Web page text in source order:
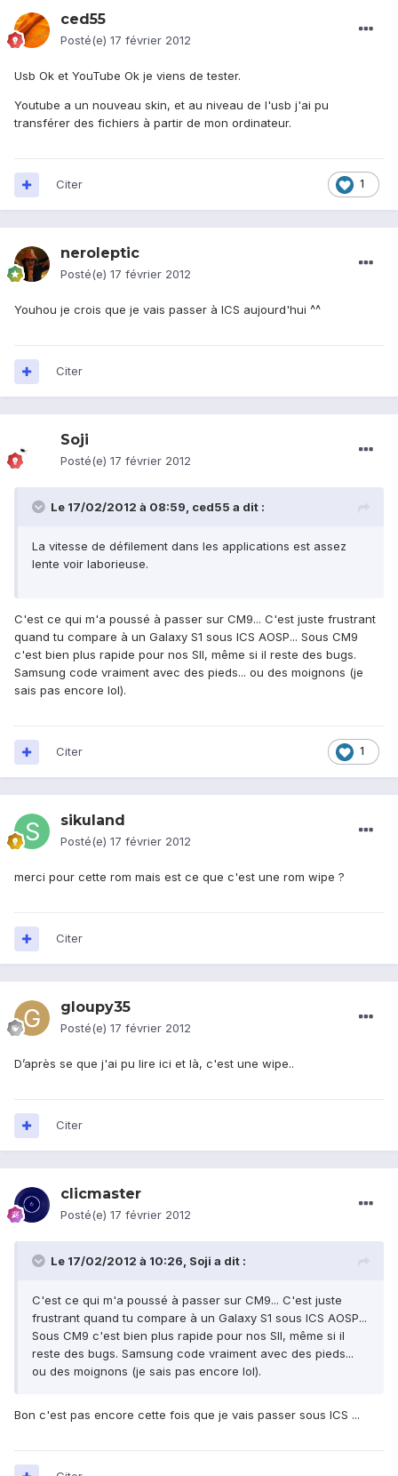
ced55
Posté(e) 17 février 2012
Usb Ok et YouTube Ok je viens de tester.
Youtube a un nouveau skin, et au niveau de l'usb j'ai pu
transférer des fichiers à partir de mon ordinateur.
1
Citer
neroleptic
Posté(e) 17 février 2012
Youhou je crois que je vais passer à ICS aujourd'hui ^^
Citer
Soji
Posté(e) 17 février 2012
Le 17/02/2012 à 08:59, ced55 a dit :
La vitesse de défilement dans les applications est assez
lente voir laborieuse.
C'est ce qui m'a poussé à passer sur CM9... C'est juste frustrant
quand tu compare à un Galaxy S1 sous ICS AOSP... Sous CM9
c'est bien plus rapide pour nos SII, même si il reste des bugs.
Samsung code vraiment avec des pieds... ou des moignons (je
sais pas encore lol).
1
Citer
sikuland
Posté(e) 17 février 2012
merci pour cette rom mais est ce que c'est une rom wipe ?
Citer
gloupy35
Posté(e) 17 février 2012
D’après se que j'ai pu lire ici et là, c'est une wipe..
Citer
clicmaster
Posté(e) 17 février 2012
Le 17/02/2012 à 10:26, Soji a dit :
C'est ce qui m'a poussé à passer sur CM9... C'est juste
frustrant quand tu compare à un Galaxy S1 sous ICS AOSP...
Sous CM9 c'est bien plus rapide pour nos SII, même si il
reste des bugs. Samsung code vraiment avec des pieds...
ou des moignons (je sais pas encore lol).
Bon c'est pas encore cette fois que je vais passer sous ICS ...